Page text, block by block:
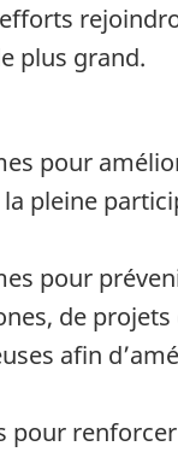
plus grand.
pour
pleine
pour
de
afin
pour